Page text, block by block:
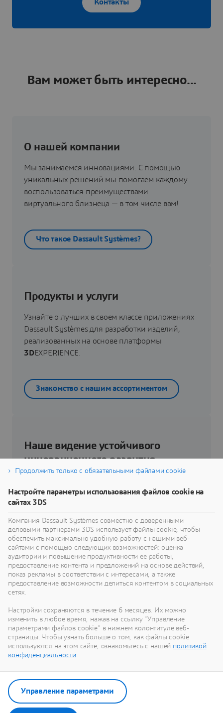
Контакты
Вам может быть интересно...
О нашей компании
Мы занимаемся инновациями. С помощью
уникальных решений мы помогаем каждому
воспользоваться преимуществами
виртуального близнеца — в том числе вам!
Что такое Dassault Systèmes?
Продукты и услуги
Узнайте о лучших в своем классе приложениях
Dassault Systèmes для разработки изделий,
реализованных на основе платформы
3DEXPERIENCE.
Знакомство с нашим ассортиментом
Наше видение устойчивого
инновационного развития
помогут вам переосмыслить свои изделия,
процессы и даже бизнес-модели для
реализации радикально новых устойчивых
инноваций.
Перейти к устойчивому развитию
Наши последние новости
Смотрите все пресс-релизы и материалы для
СМИ от Dassault Systèmes.
Перейти в отдел новостей
Продолжить только с обязательными файлами cookie
Настройте параметры использования файлов cookie на
сайтах 3DS
Компания Dassault Systèmes совместно с доверенными
деловыми партнерами 3DS использует файлы cookie, чтобы
обеспечить максимально удобную работу с нашими веб-
сайтами с помощью следующих возможностей: оценка
аудитории и повышение продуктивности ее работы,
предоставление контента и предложений на основе действий,
показ рекламы в соответствии с интересами, а также
предоставление возможности делиться контентом в социальных
сетях.
Настройки сохраняются в течение 6 месяцев. Их можно
изменить в любое время, нажав на ссылку "Управление
параметрами файлов cookie" в нижнем колонтитуле веб-
страницы. Чтобы узнать больше о том, как файлы cookie
используются на этом сайте, ознакомьтесь с нашей политикой
конфиденциальности.
Управление параметрами